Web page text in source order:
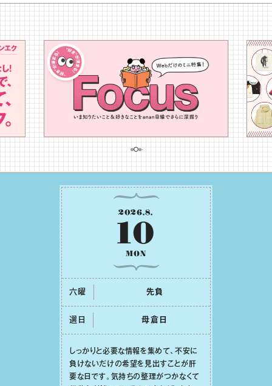
2026.8.
10
MON
六曜 先負
選日 ⺟倉⽇
しっかりと必要な情報を集めて、不安に
負けないだけの希望を⾒出すことが肝
要な⽇です。気持ちの整理がつかなくて